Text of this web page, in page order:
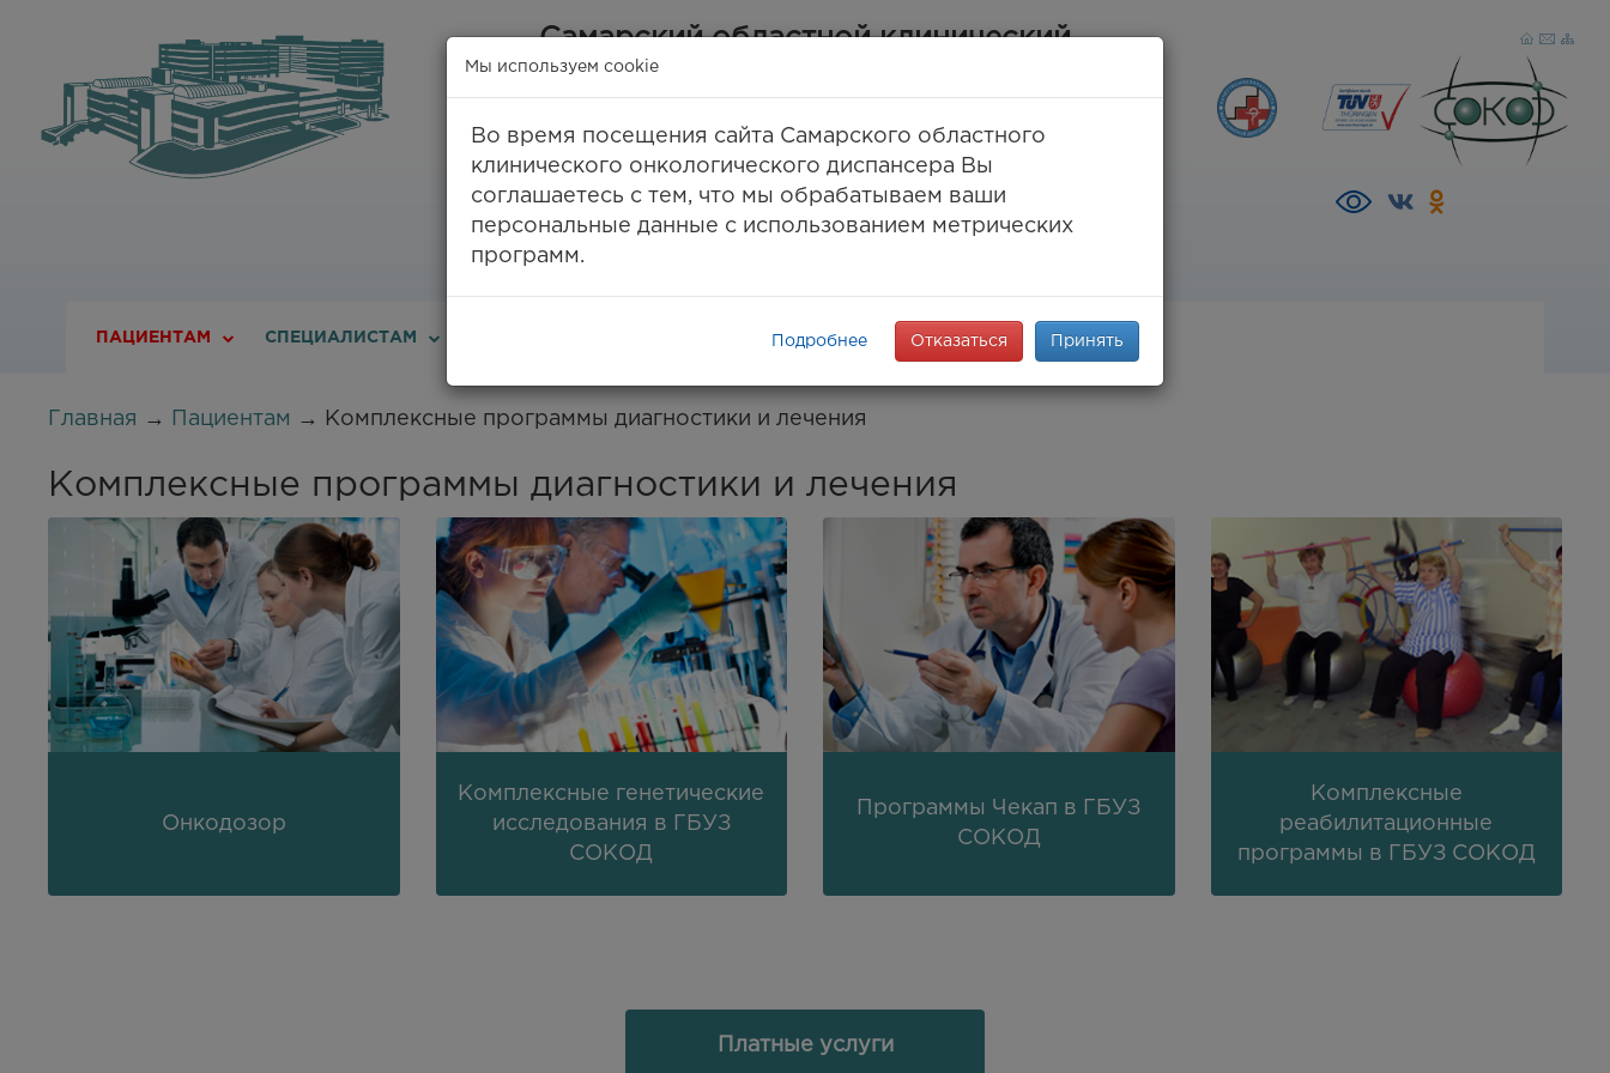
Самарский областной клинический
онкологический диспансер
(ГБУЗ СОКОД)
Самара, ул. Солнечная, 50
8 (846) 30-777-30, 994-61-96(единый call-центр),
8 (846) 994-03-99(факс)
info@samaraonko.ru
ПАЦИЕНТАМ СПЕЦИАЛИСТАМ МЕДТУРИЗМ ENG KAZ
Главная → Пациентам → Комплексные программы диагностики и лечения
Комплексные программы диагностики и лечения
Онкодозор
Комплексные генетические
исследования в ГБУЗ
СОКОД
Программы Чекап в ГБУЗ
СОКОД
Комплексные
реабилитационные
программы в ГБУЗ СОКОД
Платные услуги
Мы используем cookie
Во время посещения сайта Самарского областного
клинического онкологического диспансера Вы
соглашаетесь с тем, что мы обрабатываем ваши
персональные данные с использованием метрических
программ.
Подробнее Отказаться Принять